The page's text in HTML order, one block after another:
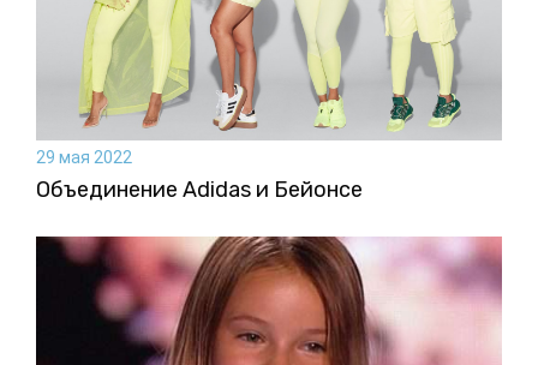
29 мая 2022
Объединение Adidas и Бейонсе